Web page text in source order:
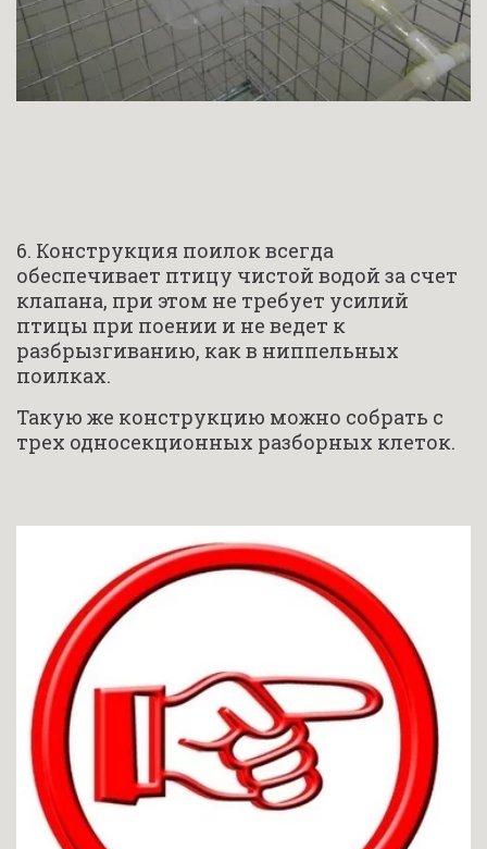
6. Конструкция поилок всегда
обеспечивает птицу чистой водой за счет
клапана, при этом не требует усилий
птицы при поении и не ведет к
разбрызгиванию, как в ниппельных
поилках.
Такую же конструкцию можно собрать с
трех односекционных разборных клеток.